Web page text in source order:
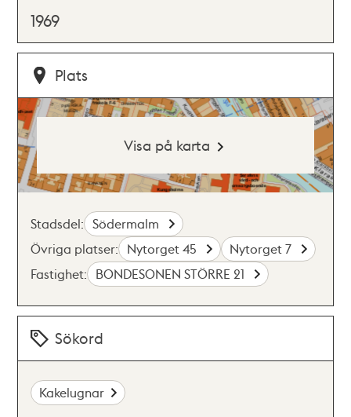
1969
Plats
Visa på karta
Stadsdel: Södermalm
Övriga platser: Nytorget 45
Nytorget 7
Fastighet: BONDESONEN STÖRRE 21
Sökord
Kakelugnar